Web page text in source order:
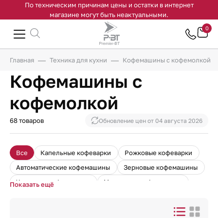
По техническим причинам цены и остатки в интернет
магазине могут быть неактуальными.
0
Главная Техника для кухни Кофемашины с кофемолкой
Кофемашины с
кофемолкой
68 товаров Обновление цен от 04 августа 2026
Все Капельные кофеварки
Рожковые кофеварки
Автоматические кофемашины
Зерновые кофемашины
Чалдовые кофемашины
Маленькие кофемашины
Кофемашины-эспрессо
Показать ещё